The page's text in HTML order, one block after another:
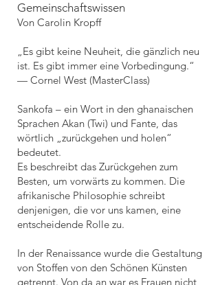
Gemeinschaftswissen
Von Carolin Kropff
„Es gibt keine Neuheit, die gänzlich neu
ist. Es gibt immer eine Vorbedingung.“
— Cornel West (MasterClass)
Sankofa – ein Wort in den ghanaischen
Sprachen Akan (Twi) und Fante, das
wörtlich „zurückgehen und holen“
bedeutet.
Es beschreibt das Zurückgehen zum
Besten, um vorwärts zu kommen. Die
afrikanische Philosophie schreibt
denjenigen, die vor uns kamen, eine
entscheidende Rolle zu.
In der Renaissance wurde die Gestaltung
von Stoffen von den Schönen Künsten
getrennt. Von da an war es Frauen nicht